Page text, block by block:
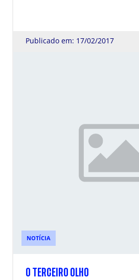
Publicado em: 17/02/2017
NOTÍCIA
O TERCEIRO OLHO